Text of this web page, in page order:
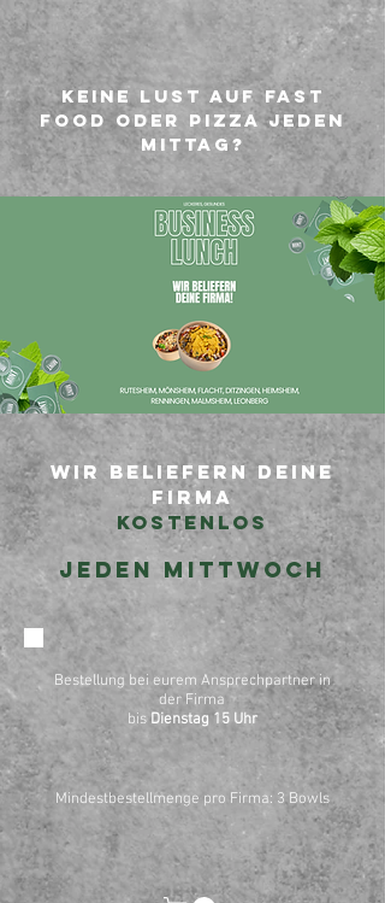
Keine lust auf fast
food oder pizza jeden
mittag?
wir beliefern deine
firma
kostenlos
jeden Mittwoch
Bestellung bei eurem Ansprechpartner in
der Firma
bisDienstag 15 Uhr
Mindestbestellmenge pro Firma: 3 Bowls